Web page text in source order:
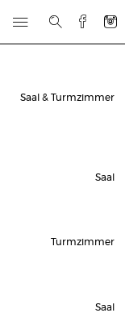
Saal & Turmzimmer
Saal
Turmzimmer
Saal